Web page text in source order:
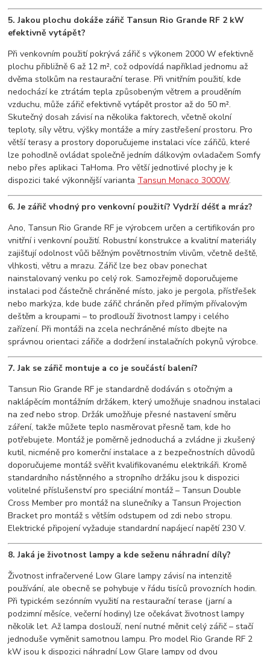
5. Jakou plochu dokáže zářič Tansun Rio Grande RF 2 kW
efektivně vytápět?
Při venkovním použití pokrývá zářič s výkonem 2000 W efektivně
plochu přibližně 6 až 12 m², což odpovídá například jednomu až
dvěma stolkům na restaurační terase. Při vnitřním použití, kde
nedochází ke ztrátám tepla způsobeným větrem a prouděním
vzduchu, může zářič efektivně vytápět prostor až do 50 m².
Skutečný dosah závisí na několika faktorech, včetně okolní
teploty, síly větru, výšky montáže a míry zastřešení prostoru. Pro
větší terasy a prostory doporučujeme instalaci více zářičů, které
lze pohodlně ovládat společně jedním dálkovým ovladačem Somfy
nebo přes aplikaci TaHoma. Pro větší jednotlivé plochy je k
dispozici také výkonnější varianta Tansun Monaco 3000W.
6. Je zářič vhodný pro venkovní použití? Vydrží déšť a mráz?
Ano, Tansun Rio Grande RF je výrobcem určen a certifikován pro
vnitřní i venkovní použití. Robustní konstrukce a kvalitní materiály
zajišťují odolnost vůči běžným povětrnostním vlivům, včetně deště,
vlhkosti, větru a mrazu. Zářič lze bez obav ponechat
nainstalovaný venku po celý rok. Samozřejmě doporučujeme
instalaci pod částečně chráněné místo, jako je pergola, přístřešek
nebo markýza, kde bude zářič chráněn před přímým přívalovým
deštěm a kroupami – to prodlouží životnost lampy i celého
zařízení. Při montáži na zcela nechráněné místo dbejte na
správnou orientaci zářiče a dodržení instalačních pokynů výrobce.
7. Jak se zářič montuje a co je součástí balení?
Tansun Rio Grande RF je standardně dodáván s otočným a
naklápěcím montážním držákem, který umožňuje snadnou instalaci
na zeď nebo strop. Držák umožňuje přesné nastavení směru
záření, takže můžete teplo nasměrovat přesně tam, kde ho
potřebujete. Montáž je poměrně jednoduchá a zvládne ji zkušený
kutil, nicméně pro komerční instalace a z bezpečnostních důvodů
doporučujeme montáž svěřit kvalifikovanému elektrikáři. Kromě
standardního nástěnného a stropního držáku jsou k dispozici
volitelné příslušenství pro speciální montáž – Tansun Double
Cross Member pro montáž na slunečníky a Tansun Projection
Bracket pro montáž s větším odstupem od zdi nebo stropu.
Elektrické připojení vyžaduje standardní napájecí napětí 230 V.
8. Jaká je životnost lampy a kde seženu náhradní díly?
Životnost infračervené Low Glare lampy závisí na intenzitě
používání, ale obecně se pohybuje v řádu tisíců provozních hodin.
Při typickém sezónním využití na restaurační terase (jarní a
podzimní měsíce, večerní hodiny) lze očekávat životnost lampy
několik let. Až lampa doslouží, není nutné měnit celý zářič – stačí
jednoduše vyměnit samotnou lampu. Pro model Rio Grande RF 2
kW jsou k dispozici náhradní Low Glare lampy od dvou